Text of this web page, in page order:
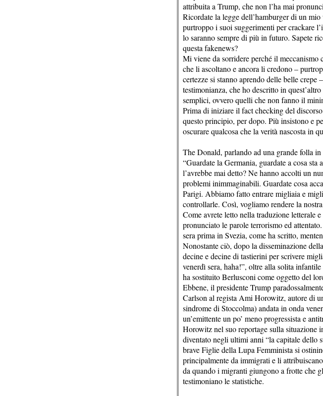
attribuita a Trump, che non l’ha mai
Ricordate la legge dell’hamburger di un
purtroppo i suoi suggerimenti per crackare
lo saranno sempre di più in futuro. Sapete
questa fakenews?
Mi viene da sorridere perché il
che li ascoltano e ancora li credono –
certezze si stanno aprendo delle belle crepe
testimonianza, che ho descritto in
semplici, ovvero quelli che non fanno il
Prima di iniziare il fact checking del
questo principio, per dopo. Più insistono e
oscurare qualcosa che la verità nascosta in
The Donald, parlando ad una grande folla
“Guardate la Germania, guardate a cosa
l’avrebbe mai detto? Ne hanno accolti un
problemi inimmaginabili. Guardate cosa
Parigi. Abbiamo fatto entrare migliaia e
controllarle. Così, vogliamo rendere la
Come avrete letto nella traduzione letterale
pronunciato le parole terrorismo ed
sera prima in Svezia, come ha scritto,
Nonostante ciò, dopo la disseminazione
decine e decine di tastierini per scrivere
venerdì sera, haha!”, oltre alla solita
ha sostituito Berlusconi come oggetto del
Ebbene, il presidente Trump
Carlson al regista Ami Horowitz, autore di
sindrome di Stoccolma) andata in onda
un’emittente un po’ meno progressista e
Horowitz nel suo reportage sulla situazione
diventato negli ultimi anni “la capitale dello
brave Figlie della Lupa Femminista si
principalmente da immigrati e li
da quando i migranti giungono a frotte che
testimoniano le statistiche.